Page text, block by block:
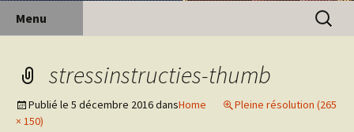
Menu
stressinstructies-thumb
Publié le 5 décembre 2016dansHome
Pleine résolution (265
× 150)